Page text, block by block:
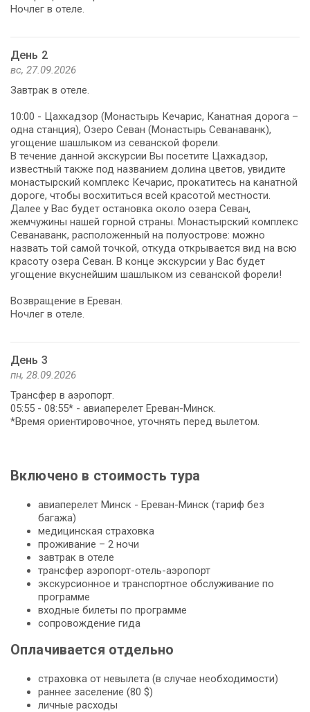
Ночлег в отеле.
День 2
вс, 27.09.2026
Завтрак в отеле.
10:00 - Цахкадзор (Монастырь Кечарис, Канатная дорога –
одна станция), Озеро Севан (Монастырь Севанаванк),
угощение шашлыком из севанской форели.
В течение данной экскурсии Вы посетите Цахкадзор,
известный также под названием долина цветов, увидите
монастырский комплекс Кечарис, прокатитесь на канатной
дороге, чтобы восхититься всей красотой местности.
Далее у Вас будет остановка около озера Севан,
жемчужины нашей горной страны. Монастырский комплекс
Севанаванк, расположенный на полуострове: можно
назвать той самой точкой, откуда открывается вид на всю
красоту озера Севан. В конце экскурсии у Вас будет
угощение вкуснейшим шашлыком из севанской форели!
Возвращение в Ереван.
Ночлег в отеле.
День 3
пн, 28.09.2026
Трансфер в аэропорт.
05:55 - 08:55* - авиаперелет Ереван-Минск.
*Время ориентировочное, уточнять перед вылетом.
Включено в стоимость тура
авиаперелет Минск - Ереван-Минск (тариф без
багажа)
медицинская страховка
проживание – 2 ночи
завтрак в отеле
трансфер аэропорт-отель-аэропорт
экскурсионное и транспортное обслуживание по
программе
входные билеты по программе
сопровождение гида
Оплачивается отдельно
страховка от невылета (в случае необходимости)
раннее заселение (80 $)
личные расходы